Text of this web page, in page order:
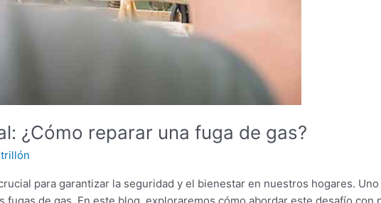
¿Cómo reparar una fuga de gas?
para garantizar la seguridad y el bienestar en nuestros hogares.